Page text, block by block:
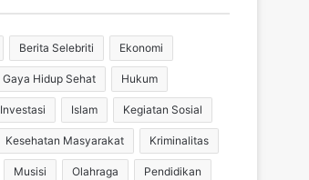
Berita Selebriti Ekonomi
Gaya Hidup Sehat Hukum
Investasi Islam Kegiatan Sosial
Kesehatan Masyarakat Kriminalitas
Musisi Olahraga Pendidikan